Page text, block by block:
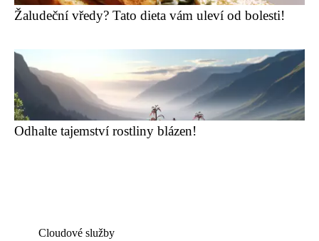
Žaludeční vředy? Tato dieta vám uleví od bolesti!
Odhalte tajemství rostliny blázen!
Cloudové služby